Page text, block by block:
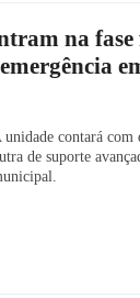
na
unidade contará com
de suporte